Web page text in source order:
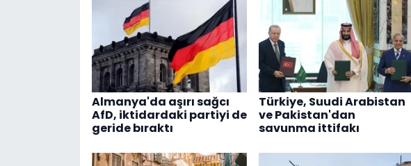
Almanya'da aşırı sağcı
AfD, iktidardaki partiyi de
geride bıraktı
Türkiye, Suudi Arabistan
ve Pakistan'dan
savunma ittifakı